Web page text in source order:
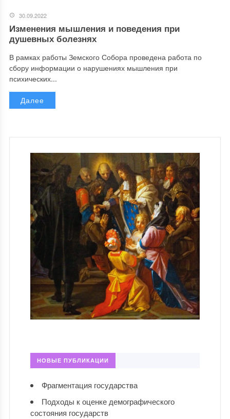
30.09.2022
Изменения мышления и поведения при
душевных болезнях
В рамках работы Земского Собора проведена работа по
сбору информации о нарушениях мышления при
психических...
Далее
НОВЫЕ ПУБЛИКАЦИИ
Фрагментация государства
Подходы к оценке демографического
состояния государств